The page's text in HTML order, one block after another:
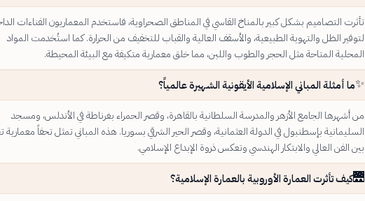
تأثرت التصاميم بشكل كبير بالمناخ القاسي في المناطق الصحراوية، فاستخدم المعماريون الفناءات
لتوفير الظل والتهوية الطبيعية، والأسقف العالية والقباب للتخفيف من الحرارة. كما استُخدمت المواد
المحلية المتاحة مثل الحجر والطوب واللبن، مما خلق معمارية متكيفة مع البيئة المحيطة.
✨ما أمثلة المباني الإسلامية الأيقونية الشهيرة عالمياً؟
من أشهرها الجامع الأزهر والمدرسة السلطانية بالقاهرة، وقصر الحمراء بغرناطة في الأندلس، ومسجد
السليمانية بإسطنبول في الدولة العثمانية، وقصر الحير الشرقي بسوريا. هذه المباني تمثل تحفاً
بين الفن العالي والابتكار الهندسي وتعكس ذروة الإبداع الإسلامي.
🌉كيف تأثرت العمارة الأوروبية بالعمارة الإسلامية؟